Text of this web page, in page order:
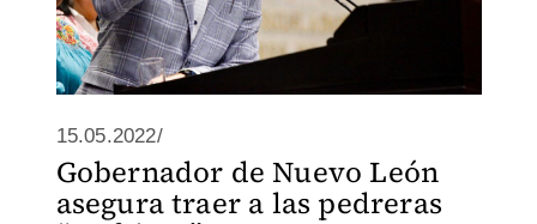
15.05.2022/
Gobernador de Nuevo León
asegura traer a las pedreras